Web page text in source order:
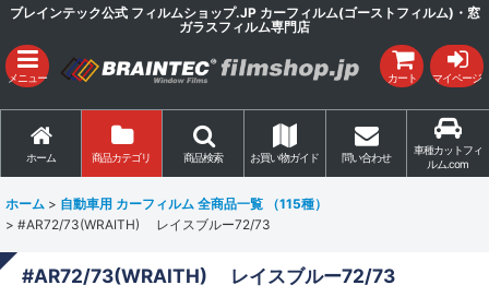
ブレインテック公式 フィルムショップ.JP カーフィルム(ゴーストフィルム)・窓
ガラスフィルム専門店
メニュー カート マイページ
ホーム 商品カテゴリ 商品検索 お買い物ガイド 問い合わせ
車種カットフィ
ルム.com
ホーム > 自動車用 カーフィルム 全商品一覧 （115種）
> #AR72/73(WRAITH) レイスブルー72/73
#AR72/73(WRAITH) レイスブルー72/73